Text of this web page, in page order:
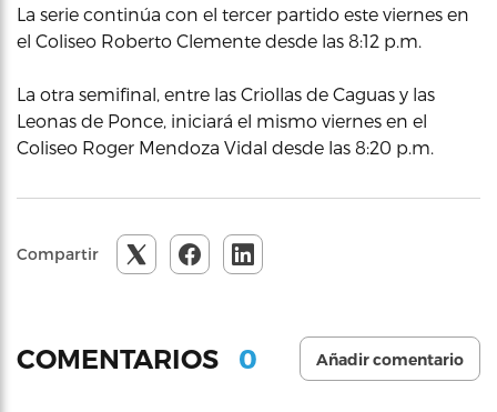
La serie continúa con el tercer partido este viernes en
el Coliseo Roberto Clemente desde las 8:12 p.m.
La otra semifinal, entre las Criollas de Caguas y las
Leonas de Ponce, iniciará el mismo viernes en el
Coliseo Roger Mendoza Vidal desde las 8:20 p.m.
Compartir
COMENTARIOS 0 Añadir comentario